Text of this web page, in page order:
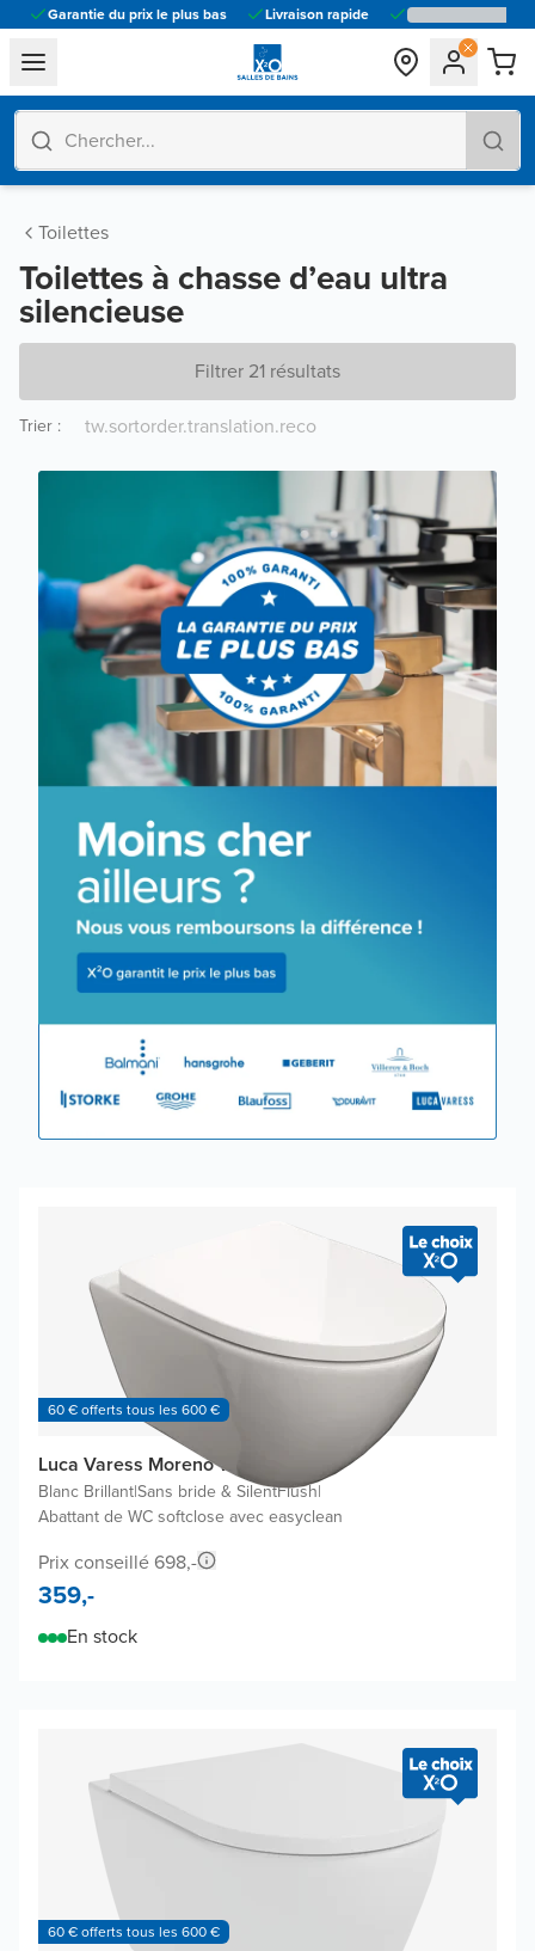
Garantie du prix le plus bas Livraison rapide
general.navigation.toggle_menu.label
Toilettes
Toilettes à chasse d’eau ultra
silencieuse
Filtrer 21 résultats
Trier :
60 € offerts tous les 600 €
Luca Varess Moreno WC suspendu
Blanc Brillant|Sans bride & SilentFlush|
Abattant de WC softclose avec easyclean
Prix conseillé 698,-
359,-
En stock
60 € offerts tous les 600 €